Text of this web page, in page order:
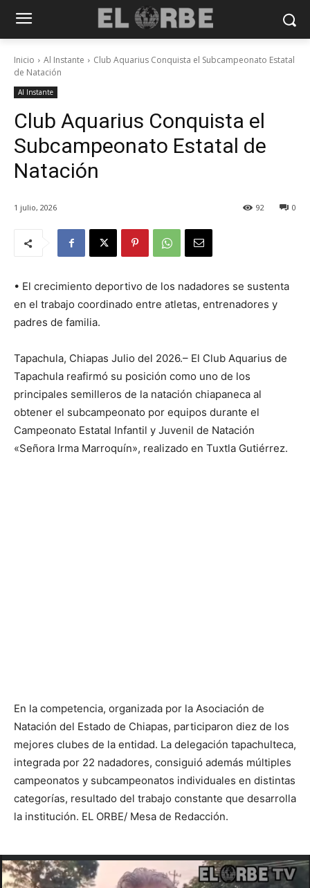
Inicio Al Instante
Club Aquarius Conquista el Subcampeonato Estatal
de Natación
Al Instante
Club Aquarius Conquista el
Subcampeonato Estatal de
Natación
1 julio, 2026 0
92
• El crecimiento deportivo de los nadadores se sustenta
en el trabajo coordinado entre atletas, entrenadores y
padres de familia.
Tapachula, Chiapas Julio del 2026.– El Club Aquarius de
Tapachula reafirmó su posición como uno de los
principales semilleros de la natación chiapaneca al
obtener el subcampeonato por equipos durante el
Campeonato Estatal Infantil y Juvenil de Natación
«Señora Irma Marroquín», realizado en Tuxtla Gutiérrez.
En la competencia, organizada por la Asociación de
Natación del Estado de Chiapas, participaron diez de los
mejores clubes de la entidad. La delegación tapachulteca,
integrada por 22 nadadores, consiguió además múltiples
campeonatos y subcampeonatos individuales en distintas
categorías, resultado del trabajo constante que desarrolla
la institución. EL ORBE/ Mesa de Redacción.